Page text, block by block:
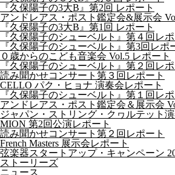
『久保陽子の3大B』第2回 レポート
アンドレアス・ポスト鑑定会&展示会
『久保陽子の3大B』第1回 レポート
『久保陽子のシューベルト』第４回レポ
『久保陽子のシューベルト』第3回レポ
０歳からのこども音楽会 Vol.5 レポート
『久保陽子のシューベルト』第２回レポ
読み聞かせコンサート第３回レポート
CELLO パク・ヒョナ 演奏会レポート
『久保陽子のシューベルト』第１回レポ
アンドレアス・ポスト鑑定会＆展示会
ジャパン・ストリング・クヮルテット
MION 第2回公演レポート
読み聞かせコンサート第２回レポート
French Masters 展示会レポート
弦楽器スタートアップ・キャンペーン
ストーリーズ
ニュース